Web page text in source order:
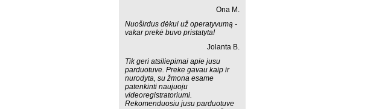
Ona M.
Nuoširdus dėkui už operatyvumą -
vakar prekė buvo pristatyta!
Jolanta B.
Tik geri atsiliepimai apie jusu
parduotuve. Preke gavau kaip ir
nurodyta, su žmona esame
patenkinti naujuoju
videoregistratoriumi.
Rekomenduosiu jusu parduotuve